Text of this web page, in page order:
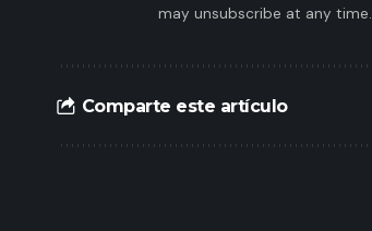
may unsubscribe at any time.
Comparte este artículo